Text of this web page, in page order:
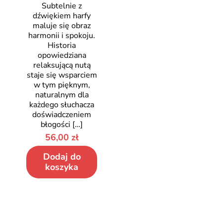
Subtelnie z
dźwiękiem harfy
maluje się obraz
harmonii i spokoju.
Historia
opowiedziana
relaksującą nutą
staje się wsparciem
w tym pięknym,
naturalnym dla
każdego słuchacza
doświadczeniem
błogości […]
56,00 zł
Dodaj do
koszyka